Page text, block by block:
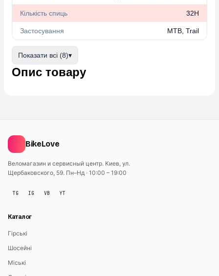
Кількість спиць 32H
Застосування MTB, Trail
Показати всі (8)▾
Опис товару
BikeLove
Веломагазин и сервисный центр. Киев, ул.
Щербаковского, 59. Пн–Нд · 10:00 – 19:00
TG IG VB YT
Каталог
Гірські
Шосейні
Міські